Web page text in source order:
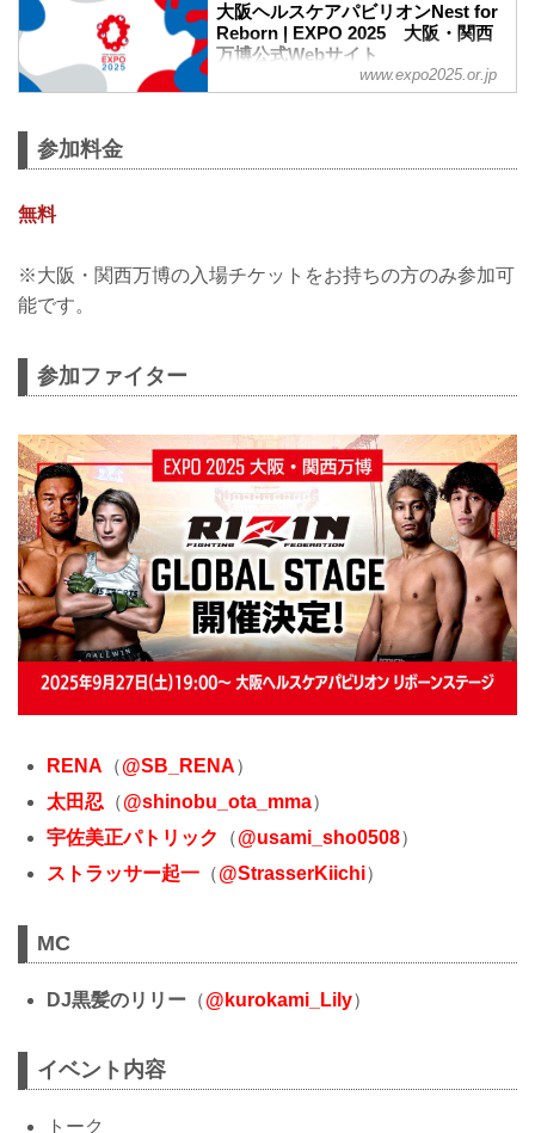
大阪ヘルスケアパビリオンNest for
Reborn | EXPO 2025 大阪・関西
万博公式Webサイト
地元大阪がREBORNをテーマに、未来に
www.expo2025.or.jp
参加料金
無料
※大阪・関西万博の入場チケットをお持ちの方のみ参加可
能です。
参加ファイター
RENA （@SB_RENA）
太田忍 （@shinobu_ota_mma）
宇佐美正パトリック
（@usami_sho0508）
ストラッサー起一 （@StrasserKiichi）
MC
DJ黒髪のリリー （@kurokami_Lily）
イベント内容
トーク